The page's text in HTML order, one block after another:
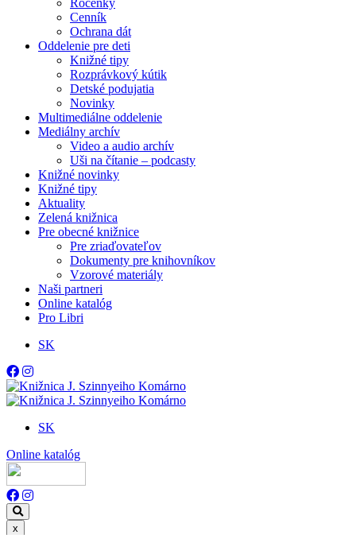
Ročenky
Cenník
Ochrana dát
Oddelenie pre deti
Knižné tipy
Rozprávkový kútik
Detské podujatia
Novinky
Multimediálne oddelenie
Mediálny archív
Video a audio archív
Uši na čítanie – podcasty
Knižné novinky
Knižné tipy
Aktuality
Zelená knižnica
Pre obecné knižnice
Pre zriaďovateľov
Dokumenty pre knihovníkov
Vzorové materiály
Naši partneri
Online katalóg
Pro Libri
SK
SK
Online katalóg
x